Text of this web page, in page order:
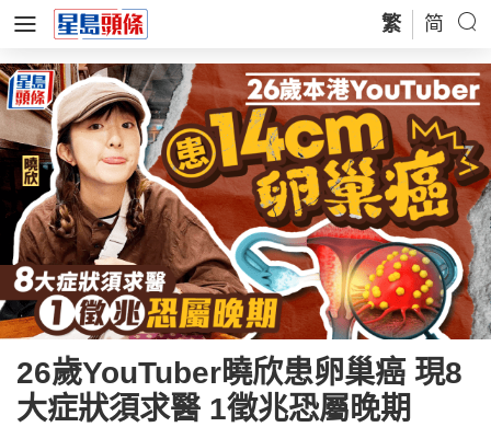
繁 简
26歲YouTuber曉欣患卵巢癌 現8
大症狀須求醫 1徵兆恐屬晚期